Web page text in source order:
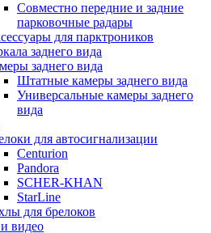
Совместно передние и задние
парковочные радары
для парктроников
заднего вида
заднего вида
Штатные камеры заднего вида
Универсальные камеры заднего
вида
для автосигнализации
Centurion
Pandora
SCHER-KHAN
StarLine
для брелоков
видео